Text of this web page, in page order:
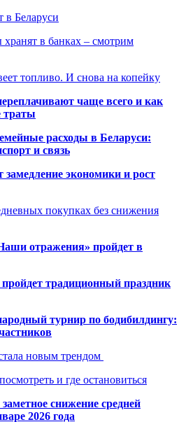
в Беларуси
хранят в банках – смотрим
топливо. И снова на копейку
чаще всего и как
траты
расходы в Беларуси:
и связь
экономики и рост
покупках без снижения
отражения» пройдет в
традиционный праздник
турнир по бодибилдингу:
новым трендом
и где остановиться
снижение средней
2026 года